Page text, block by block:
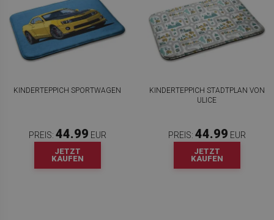
KINDERTEPPICH SPORTWAGEN
PREIS: 44.99 EUR
JETZT
KAUFEN
KINDERTEPPICH STADTPLAN VON
ULICE
PREIS: 44.99 EUR
JETZT
KAUFEN